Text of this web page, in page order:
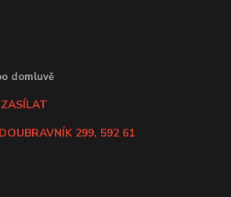
domluvě
299, 592 61